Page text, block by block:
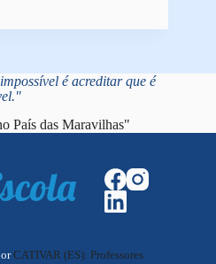
é acreditar que é
País das Maravilhas"
CATIVAR (ES): Professores